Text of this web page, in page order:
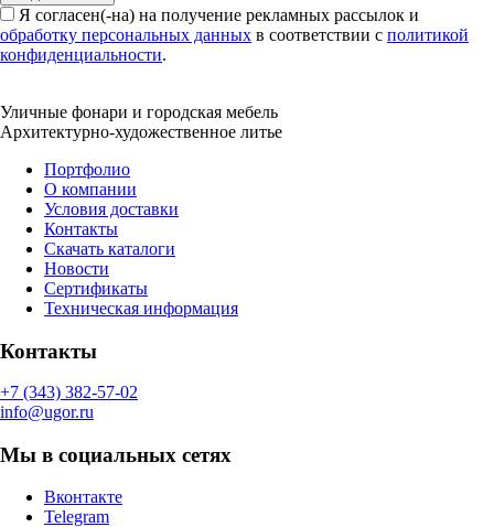
Я согласен(-на) на получение рекламных рассылок и
обработку персональных данных в соответствии с политикой
конфиденциальности.
Уличные фонари и городская мебель
Архитектурно-художественное литье
Портфолио
О компании
Условия доставки
Контакты
Скачать каталоги
Новости
Сертификаты
Техническая информация
Контакты
+7 (343) 382-57-02
info@ugor.ru
Мы в социальных сетях
Вконтакте
Telegram